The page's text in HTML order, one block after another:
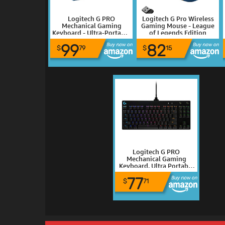
Logitech G PRO
Mechanical Gaming
Keyboard - Ultra-Portable
Tenkeyless Design,
Detachable USB Cable,
LIGHTSYNC RGB Backlit
Keys, Official League of
Legends Edition
$9979
Logitech G Pro Wireless
Gaming Mouse - League
of Legends Edition
$8215
Logitech G PRO
Mechanical Gaming
Keyboard, Ultra Portable
Tenkeyless Design,
Detachable Micro USB
Cable, 16.8 Million Color
LIGHTSYNC RGB Backlit
Keys
$7771